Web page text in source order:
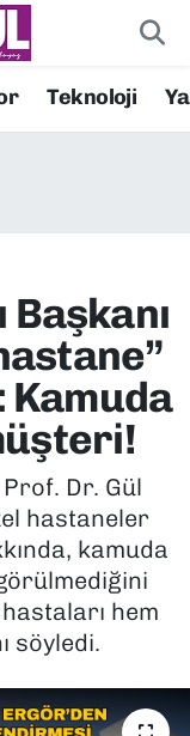
Teknoloji
Başkanı
Dr. Gül
hastaneler
kamuda
hem
söyledi.